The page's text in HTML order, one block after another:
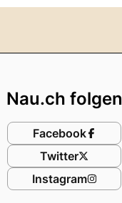
Nau.ch folgen
Facebook
Twitter
Instagram